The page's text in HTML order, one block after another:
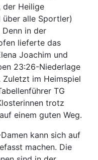
der Heilige
über alle Sportler)
in der
lieferte das
Joachim und
23:26-Niederlage
im Heimspiel
TG
trotz
einem guten Weg.
kann sich auf
machen. Die